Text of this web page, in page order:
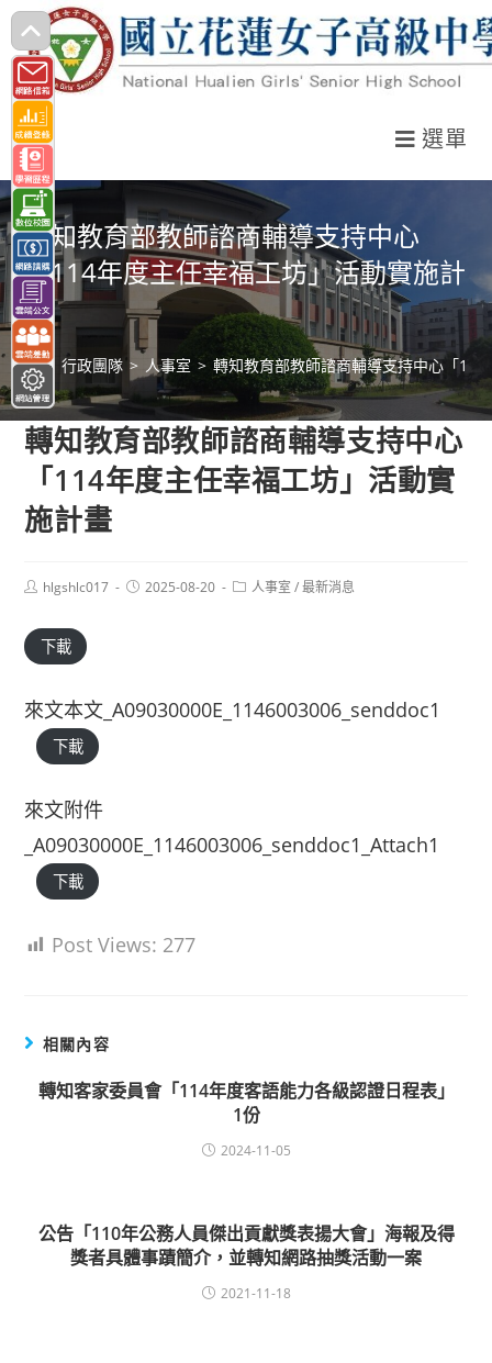
跳
轉
至
主
要
內
容
選單
轉知教育部教師諮商輔導支持中心
「114年度主任幸福工坊」活動實施計
畫
> 行政團隊 > 人事室 > 轉知教育部教師諮商輔導支持中心「
轉知教育部教師諮商輔導支持中心
「114年度主任幸福工坊」活動實
施計畫
Posthlgshlc017
Post2025-08-20
Post人事室 / 最新消息
下載
來文本文_A09030000E_1146003006_senddoc1
下載
來文附件
_A09030000E_1146003006_senddoc1_Attach1
下載
Post Views: 277
相關內容
轉知客家委員會「114年度客語能力各級認證日程表」
1份
2024-11-05
公告「110年公務人員傑出貢獻獎表揚大會」海報及得
獎者具體事蹟簡介，並轉知網路抽獎活動一案
2021-11-18